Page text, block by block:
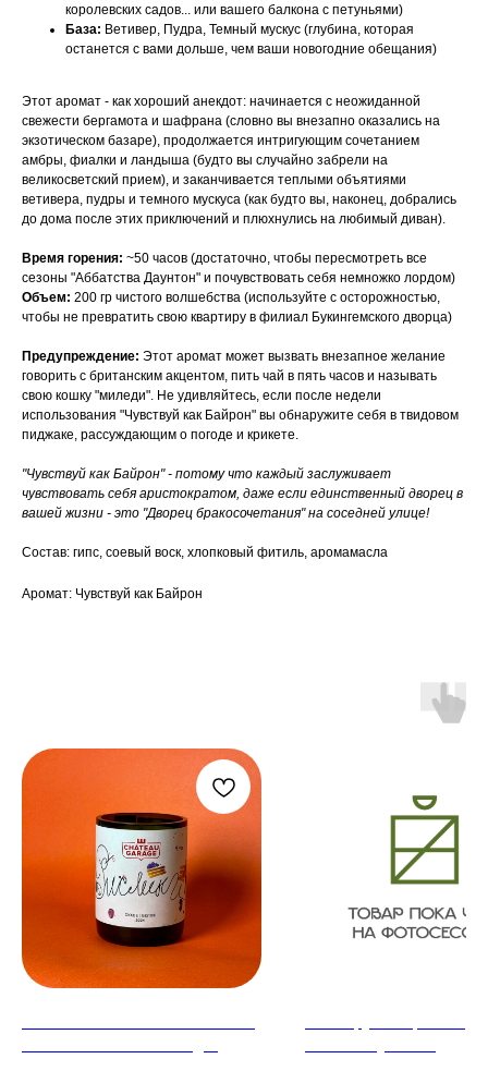
королевских садов... или вашего балкона с петуньями)
База: Ветивер, Пудра, Темный мускус (глубина, которая
останется с вами дольше, чем ваши новогодние обещания)
Этот аромат - как хороший анекдот: начинается с неожиданной
свежести бергамота и шафрана (словно вы внезапно оказались на
экзотическом базаре), продолжается интригующим сочетанием
амбры, фиалки и ландыша (будто вы случайно забрели на
великосветский прием), и заканчивается теплыми объятиями
ветивера, пудры и темного мускуса (как будто вы, наконец, добрались
до дома после этих приключений и плюхнулись на любимый диван).
Время горения: ~50 часов (достаточно, чтобы пересмотреть все
сезоны "Аббатства Даунтон" и почувствовать себя немножко лордом)
Объем: 200 гр чистого волшебства (используйте с осторожностью,
чтобы не превратить свою квартиру в филиал Букингемского дворца)
Предупреждение: Этот аромат может вызвать внезапное желание
говорить с британским акцентом, пить чай в пять часов и называть
свою кошку "миледи". Не удивляйтесь, если после недели
использования "Чувствуй как Байрон" вы обнаружите себя в твидовом
пиджаке, рассуждающим о погоде и крикете.
"Чувствуй как Байрон" - потому что каждый заслуживает
чувствовать себя аристократом, даже если единственный дворец в
вашей жизни - это "Дворец бракосочетания" на соседней улице!
Состав: гипс, соевый воск, хлопковый фитиль, аромамасла
Аромат: Чувствуй как Байрон